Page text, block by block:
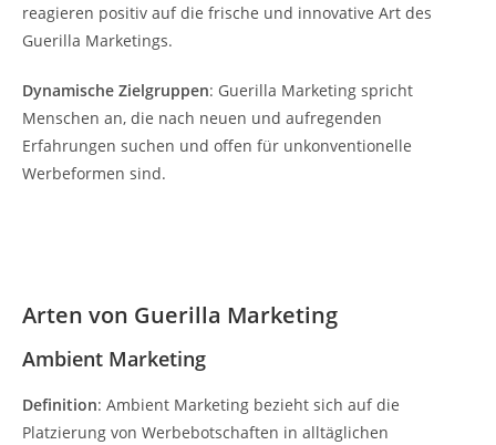
reagieren positiv auf die frische und innovative Art des
Guerilla Marketings.
Dynamische Zielgruppen: Guerilla Marketing spricht
Menschen an, die nach neuen und aufregenden
Erfahrungen suchen und offen für unkonventionelle
Werbeformen sind.
Arten von Guerilla Marketing
Ambient Marketing
Definition: Ambient Marketing bezieht sich auf die
Platzierung von Werbebotschaften in alltäglichen